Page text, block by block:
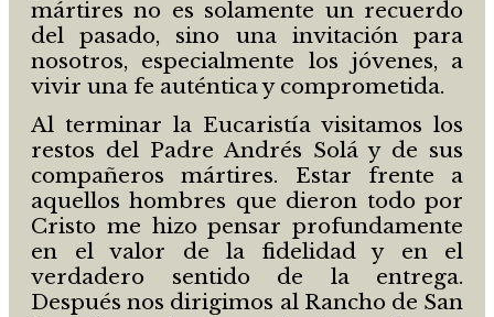
mártires no es solamente un recuerdo
del pasado, sino una invitación para
nosotros, especialmente los jóvenes, a
vivir una fe auténtica y comprometida.
Al terminar la Eucaristía visitamos los
restos del Padre Andrés Solá y de sus
compañeros mártires. Estar frente a
aquellos hombres que dieron todo por
Cristo me hizo pensar profundamente
en el valor de la fidelidad y en el
verdadero sentido de la entrega.
Después nos dirigimos al Rancho de San